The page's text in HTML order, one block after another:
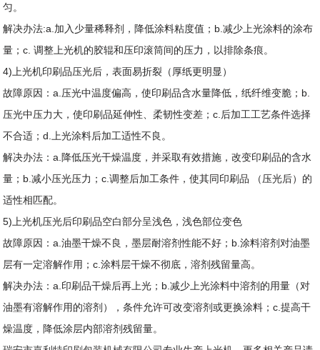
匀。
解决办法:a.加入少量稀释剂，降低涂料粘度值；b.减少上光涂料的涂布
量；c. 调整上光机的胶辊和压印滚筒间的压力，以排除条痕。
4)上光机印刷品压光后，表面易折裂（厚纸更明显）
故障原因：a.压光中温度偏高，使印刷品含水量降低，纸纤维变脆；b.
压光中压力大，使印刷品延伸性、柔韧性变差；c.后加工工艺条件选择
不合适；d.上光涂料后加工适性不良。
解决办法：a.降低压光干燥温度，并采取有效措施，改变印刷品的含水
量；b.减小压光压力；c.调整后加工条件，使其同印刷品 （压光后）的
适性相匹配。
5)上光机压光后印刷品空白部分呈浅色，浅色部位变色
故障原因：a.油墨干燥不良，墨层耐溶剂性能不好；b.涂料溶剂对油墨
层有一定溶解作用；c.涂料层干燥不彻底，溶剂残留量高。
解决办法：a.印刷品干燥后再上光；b.减少上光涂料中溶剂的用量（对
油墨有溶解作用的溶剂），条件允许可改变溶剂或更换涂料；c.提高干
燥温度，降低涂层内部溶剂残留量。